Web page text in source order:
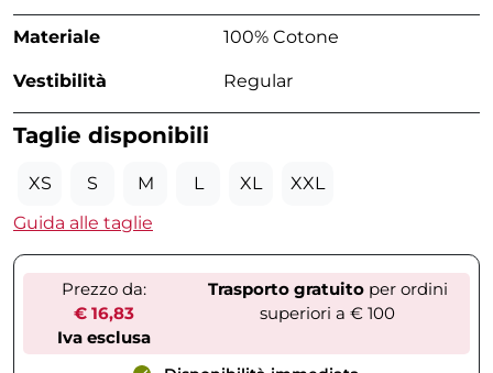
Materiale 100% Cotone
Vestibilità Regular
Taglie disponibili
XS S M L XL
XXL
Guida alle taglie
Prezzo da:
€ 16,83
Iva esclusa
Trasporto gratuitoper ordini
superiori a € 100